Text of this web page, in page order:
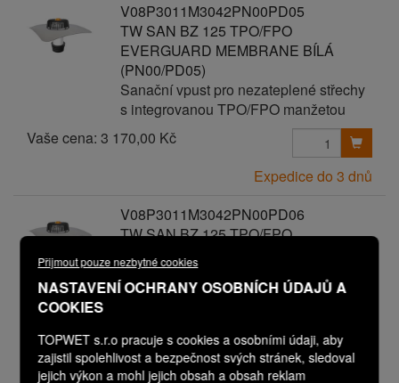
Přijmout pouze nezbytné cookies
NASTAVENÍ OCHRANY OSOBNÍCH ÚDAJŮ A
COOKIES
TOPWET s.r.o pracuje s cookies a osobními údaji, aby
zajistil spolehlivost a bezpečnost svých stránek, sledoval
jejich výkon a mohl jejich obsah a obsah reklam
V08P3011M3042PN00PD05
TW SAN BZ 125 TPO/FPO
EVERGUARD MEMBRANE BÍLÁ
(PN00/PD05)
Sanační vpust pro nezateplené střechy
s integrovanou TPO/FPO manžetou
Vaše cena: 3 170,00 Kč
Expedice do 3 dnů
V08P3011M3042PN00PD06
TW SAN BZ 125 TPO/FPO
EVERGUARD MEMBRANE BÍLÁ
(PN00/PD06)
Sanační vpust pro nezateplené střechy
Vaše cena:3 270,00 Kč